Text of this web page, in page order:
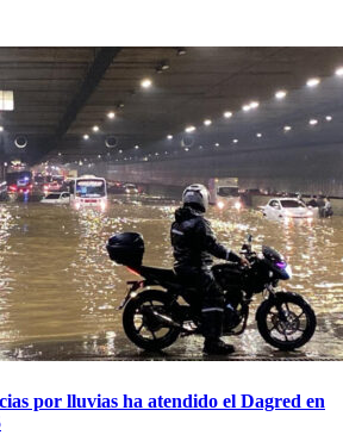
por lluvias ha atendido el Dagred en